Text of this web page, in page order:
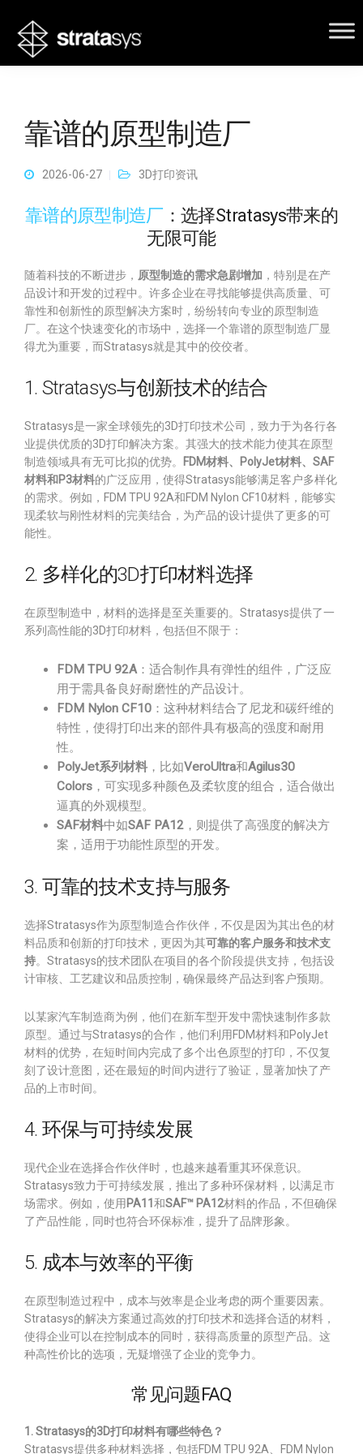
靠谱的原型制造厂
2026-06-27 3D打印资讯
靠谱的原型制造厂 ：选择Stratasys带来的
无限可能
随着科技的不断进步， 原型制造的需求急剧增加 ，特别是在产
品设计和开发的过程中。许多企业在寻找能够提供高质量、可
靠性和创新性的原型解决方案时，纷纷转向专业的原型制造
厂。在这个快速变化的市场中，选择一个靠谱的原型制造厂显
得尤为重要，而Stratasys就是其中的佼佼者。
1. Stratasys与创新技术的结合
Stratasys是一家全球领先的3D打印技术公司，致力于为各行各
业提供优质的3D打印解决方案。其强大的技术能力使其在原型
制造领域具有无可比拟的优势。
FDM材料、PolyJet材料、SAF
材料和P3材料的广泛应用，使得Stratasys能够满足客户多样化
的需求。例如，FDM TPU 92A和FDM Nylon CF10材料，能够实
现柔软与刚性材料的完美结合，为产品的设计提供了更多的可
能性。
2. 多样化的3D打印材料选择
在原型制造中，材料的选择是至关重要的。Stratasys提供了一
系列高性能的3D打印材料，包括但不限于：
FDM TPU 92A：适合制作具有弹性的组件，广泛应
用于需具备良好耐磨性的产品设计。
FDM Nylon CF10 ：这种材料结合了尼龙和碳纤维的
特性，使得打印出来的部件具有极高的强度和耐用
性。
PolyJet系列材料 ，比如VeroUltra和Agilus30
Colors ，可实现多种颜色及柔软度的组合，适合做出
逼真的外观模型。
SAF材料中如SAF PA12 ，则提供了高强度的解决方
案，适用于功能性原型的开发。
3. 可靠的技术支持与服务
选择Stratasys作为原型制造合作伙伴，不仅是因为其出色的材
料品质和创新的打印技术，更因为其可靠的客户服务和技术支
持。Stratasys的技术团队在项目的各个阶段提供支持，包括设
计审核、工艺建议和品质控制，确保最终产品达到客户预期。
以某家汽车制造商为例，他们在新车型开发中需快速制作多款
原型。通过与Stratasys的合作，他们利用FDM材料和PolyJet
材料的优势，在短时间内完成了多个出色原型的打印，不仅复
刻了设计意图，还在最短的时间内进行了验证，显著加快了产
品的上市时间。
4. 环保与可持续发展
现代企业在选择合作伙伴时，也越来越看重其环保意识。
Stratasys致力于可持续发展，推出了多种环保材料，以满足市
场需求。例如，使用 PA11 和SAF™ PA12材料的作品，不但确保
了产品性能，同时也符合环保标准，提升了品牌形象。
5. 成本与效率的平衡
在原型制造过程中，成本与效率是企业考虑的两个重要因素。
Stratasys的解决方案通过高效的打印技术和选择合适的材料，
使得企业可以在控制成本的同时，获得高质量的原型产品。这
种高性价比的选项，无疑增强了企业的竞争力。
常见问题FAQ
1. Stratasys的3D打印材料有哪些特色？
Stratasys提供多种材料选择，包括FDM TPU 92A、FDM Nylon